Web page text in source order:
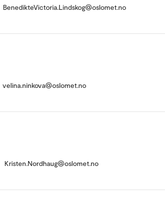
BenedikteVictoria.Lindskog@oslomet.no
velina.ninkova@oslomet.no
Kristen.Nordhaug@oslomet.no